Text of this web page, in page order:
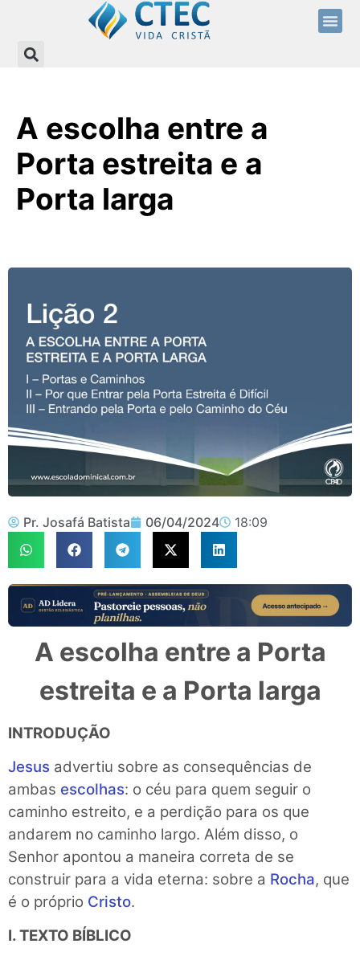
A escolha entre a
Porta estreita e a
Porta larga
Pr. Josafá Batista 06/04/2024 18:09
A escolha entre a Porta
estreita e a Porta larga
INTRODUÇÃO
Jesus advertiu sobre as consequências de
ambas escolhas: o céu para quem seguir o
caminho estreito, e a perdição para os que
andarem no caminho largo. Além disso, o
Senhor apontou a maneira correta de se
construir para a vida eterna: sobre a Rocha, que
é o próprio Cristo.
I. TEXTO BÍBLICO